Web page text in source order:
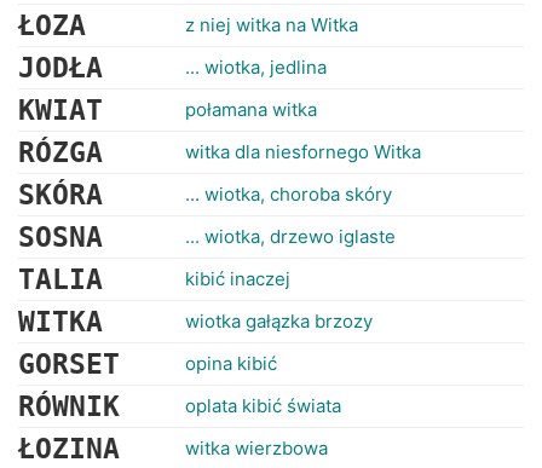
ŁOZA z niej witka na Witka
JODŁA ... wiotka, jedlina
KWIAT połamana witka
RÓZGA witka dla niesfornego Witka
SKÓRA ... wiotka, choroba skóry
SOSNA ... wiotka, drzewo iglaste
TALIA kibić inaczej
WITKA wiotka gałązka brzozy
GORSET opina kibić
RÓWNIK oplata kibić świata
ŁOZINA witka wierzbowa